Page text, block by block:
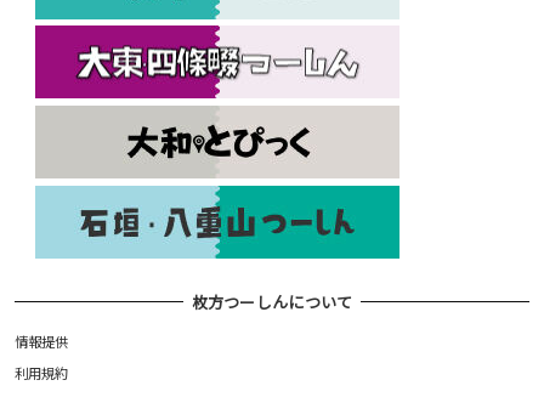
枚方つーしんについて
情報提供
利用規約